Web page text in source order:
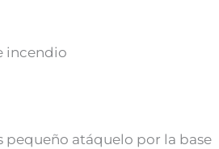
incendio
pequeño atáquelo por la base